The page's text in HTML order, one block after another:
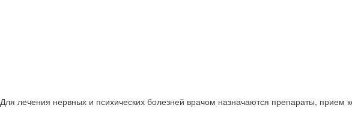
Для лечения нервных и психических болезней врачом назначаются препараты, прием